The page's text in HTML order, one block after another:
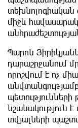
միջև
Պարոն
դարաշրջանում
որոշվում է ոչ
նշանակություն
տվյալների